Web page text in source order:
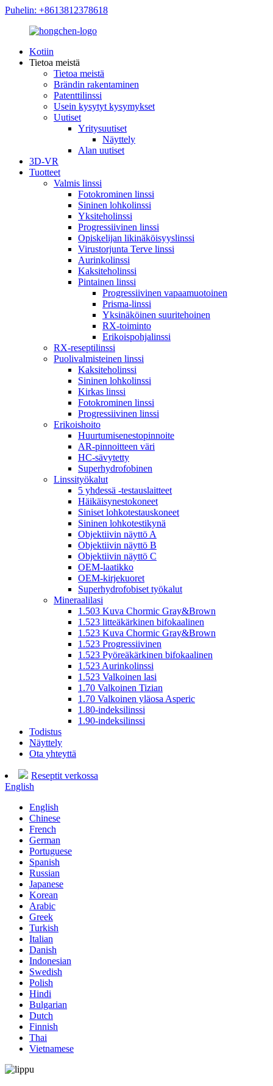
Puhelin: +8613812378618
Kotiin
Tietoa meistä
Tietoa meistä
Brändin rakentaminen
Patenttilinssi
Usein kysytyt kysymykset
Uutiset
Yritysuutiset
Näyttely
Alan uutiset
3D-VR
Tuotteet
Valmis linssi
Fotokrominen linssi
Sininen lohkolinssi
Yksiteholinssi
Progressiivinen linssi
Opiskelijan likinäköisyyslinssi
Virustorjunta Terve linssi
Aurinkolinssi
Kaksiteholinssi
Pintainen linssi
Progressiivinen vapaamuotoinen
Prisma-linssi
Yksinäköinen suuritehoinen
RX-toiminto
Erikoispohjalinssi
RX-reseptilinssi
Puolivalmisteinen linssi
Kaksiteholinssi
Sininen lohkolinssi
Kirkas linssi
Fotokrominen linssi
Progressiivinen linssi
Erikoishoito
Huurtumisenestopinnoite
AR-pinnoitteen väri
HC-sävytetty
Superhydrofobinen
Linssityökalut
5 yhdessä -testauslaitteet
Häikäisynestokoneet
Siniset lohkotestauskoneet
Sininen lohkotestikynä
Objektiivin näyttö A
Objektiivin näyttö B
Objektiivin näyttö C
OEM-laatikko
OEM-kirjekuoret
Superhydrofobiset työkalut
Mineraalilasi
1.503 Kuva Chormic Gray&Brown
1.523 litteäkärkinen bifokaalinen
1.523 Kuva Chormic Gray&Brown
1.523 Progressiivinen
1.523 Pyöreäkärkinen bifokaalinen
1.523 Aurinkolinssi
1.523 Valkoinen lasi
1.70 Valkoinen Tizian
1.70 Valkoinen yläosa Asperic
1.80-indeksilinssi
1.90-indeksilinssi
Todistus
Näyttely
Ota yhteyttä
Reseptit verkossa
English
English
Chinese
French
German
Portuguese
Spanish
Russian
Japanese
Korean
Arabic
Greek
Turkish
Italian
Danish
Indonesian
Swedish
Polish
Hindi
Bulgarian
Dutch
Finnish
Thai
Vietnamese